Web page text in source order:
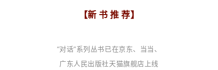
【新 书 推 荐】
“对话”系列丛书已在京东、当当、
广东人民出版社天猫旗舰店上线